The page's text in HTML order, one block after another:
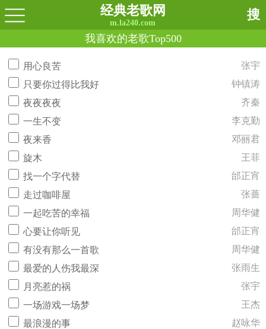
经典老歌网
m.la240.com
搜
我喜欢的老歌Top500
用心良苦
张宇
只要你过得比我好
钟镇涛
夜夜夜夜
齐秦
一生不变
李克勤
夜来香
邓丽君
旋木
王菲
找一个字代替
邰正宵
走过咖啡屋
张蔷
一起吃苦的幸福
周华健
心要让你听见
邰正宵
有没有那么一首歌
周华健
最爱的人伤我最深
张雨生
月亮惹的祸
张宇
一场游戏一场梦
王杰
最浪漫的事
赵咏华